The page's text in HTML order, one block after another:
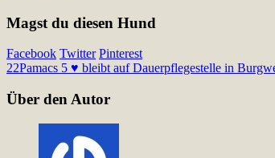
Magst du diesen Hund
Facebook Twitter Pinterest
22Pamacs 5 ♥ bleibt auf Dauerpflegestelle in
Über den Autor